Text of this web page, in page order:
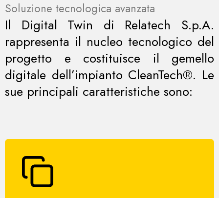
Soluzione tecnologica avanzata
Il Digital Twin di Relatech S.p.A.
rappresenta il nucleo tecnologico del
progetto e costituisce il gemello
digitale dell’impianto CleanTech®. Le
sue principali caratteristiche sono: